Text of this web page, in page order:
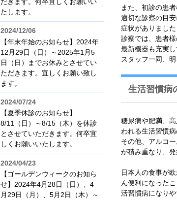
また、初診の患
適切な診察の目
症状がありました
診察では、患者
最新機器も充実
スタッフ一同、
生活習慣病
糖尿病や肥満、
われる生活習慣病
その他、アルコ
が積み重なり、発
日本人の食事が
ん便利になった
活習慣病になり
だきます。何卒宜しくお願いい
たします。
2024/12/06
【年末年始のお知らせ】2024年
12月29日（日）～2025年1月5
日（日）までお休みとさせてい
ただきます。宜しくお願い致し
ます。
2024/07/24
【夏季休診のお知らせ】
8/11（日）～8/15（木）を休診
とさせていただきます。何卒宜
しくお願いいたします。
2024/04/23
【ゴールデンウィークのお知ら
せ】2024年4月28日（日）、4
月29日（月）、5月2日（木）～